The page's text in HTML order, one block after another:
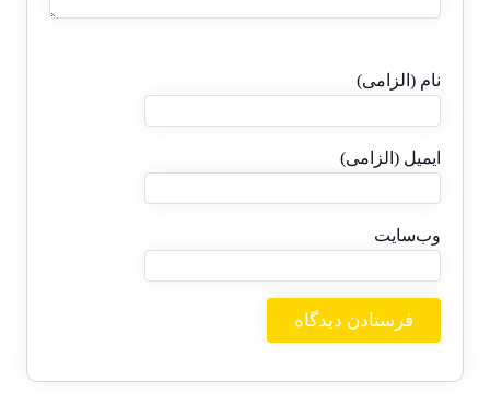
نام (الزامی)
ایمیل (الزامی)
وب‌سایت